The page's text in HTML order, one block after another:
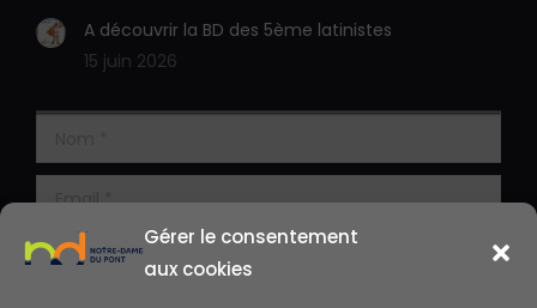
Gérer le consentement
aux cookies
A découvrir la BD des 5ème latinistes
15 juin 2026